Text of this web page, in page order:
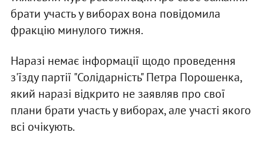
брати участь у виборах вона повідомила
фракцію минулого тижня.
Наразі немає інформації щодо проведення
з'їзду партії "Солідарність" Петра Порошенка,
який наразі відкрито не заявляв про свої
плани брати участь у виборах, але участі якого
всі очікують.